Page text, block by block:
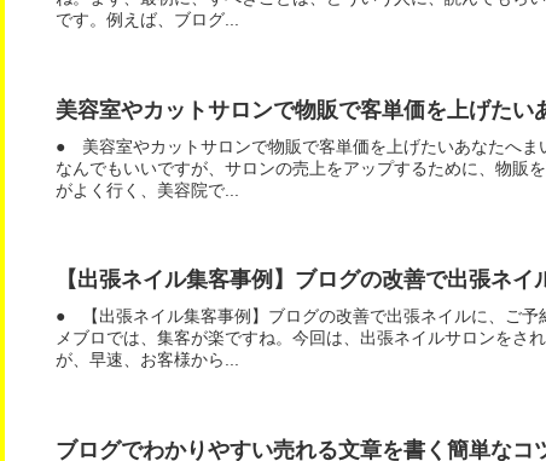
です。例えば、ブログ...
美容室やカットサロンで物販で客単価を上げたい
● 美容室やカットサロンで物販で客単価を上げたいあなたへま
なんでもいいですが、サロンの売上をアップするために、物販
がよく行く、美容院で...
【出張ネイル集客事例】ブログの改善で出張ネイ
● 【出張ネイル集客事例】ブログの改善で出張ネイルに、ご
メブロでは、集客が楽ですね。今回は、出張ネイルサロンをさ
が、早速、お客様から...
ブログでわかりやすい売れる文章を書く簡単なコ